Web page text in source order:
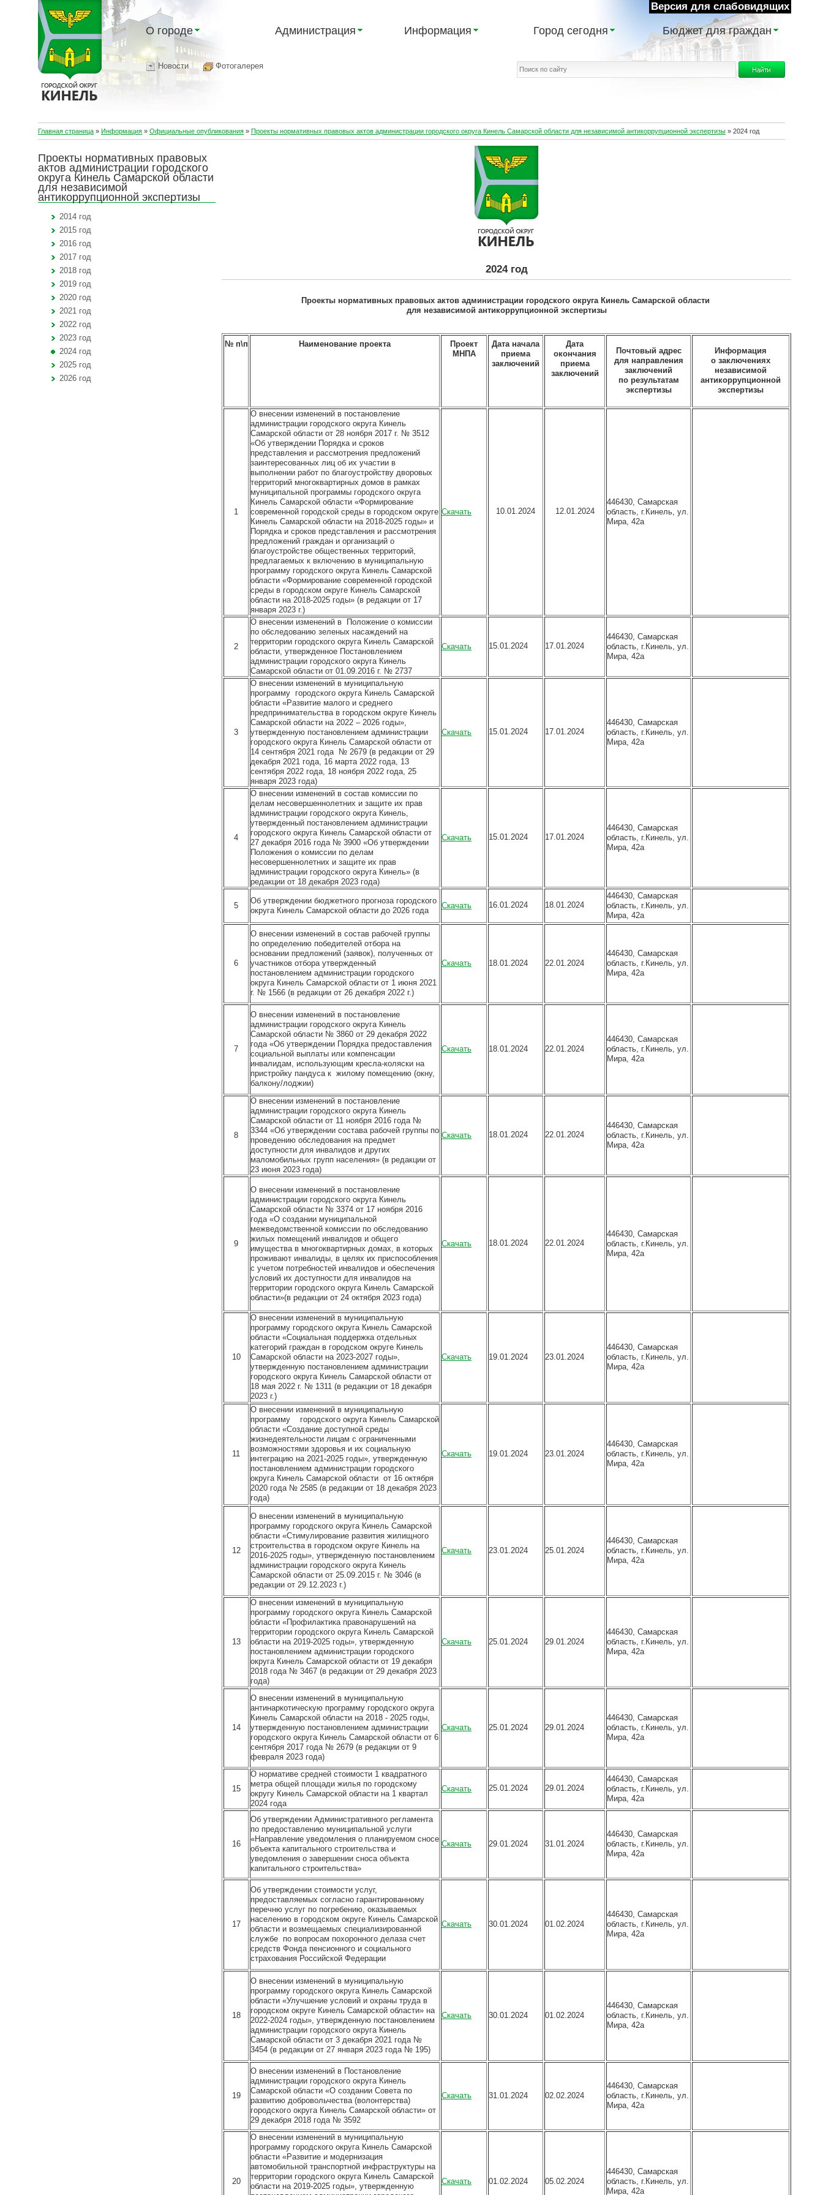
Версия для слабовидящих
О городе Администрация Информация Город сегодня Бюджет для граждан
Новости Фотогалерея
Главная страница » Информация » Официальные опубликования » Проекты нормативных правовых актов администрации городского округа Кинель Самарской области для независимой антикоррупционной экспертизы » 2024 год
Проекты нормативных правовых
актов администрации городского
округа Кинель Самарской области
для независимой
антикоррупционной экспертизы
2014 год
2015 год
2016 год
2017 год
2018 год
2019 год
2020 год
2021 год
2022 год
2023 год
2024 год
2025 год
2026 год
2024 год
Проекты нормативных правовых актов администрации городского округа Кинель Самарской области
для независимой антикоррупционной экспертизы
№ п\п Наименование проекта
Проект
МНПА
Дата начала
приема
заключений
Дата
окончания
приема
заключений
Почтовый адрес
для направления
заключений
по результатам
экспертизы
Информация
о заключениях
независимой
антикоррупционной
экспертизы
1
О внесении изменений в постановление
администрации городского округа Кинель
Самарской области от 28 ноября 2017 г. № 3512
«Об утверждении Порядка и сроков
представления и рассмотрения предложений
заинтересованных лиц об их участии в
выполнении работ по благоустройству дворовых
территорий многоквартирных домов в рамках
муниципальной программы городского округа
Кинель Самарской области «Формирование
современной городской среды в городском округе
Кинель Самарской области на 2018-2025 годы» и
Порядка и сроков представления и рассмотрения
предложений граждан и организаций о
благоустройстве общественных территорий,
предлагаемых к включению в муниципальную
программу городского округа Кинель Самарской
области «Формирование современной городской
среды в городском округе Кинель Самарской
области на 2018-2025 годы» (в редакции от 17
января 2023 г.)
Скачать 10.01.2024 12.01.2024
446430, Самарская
область, г.Кинель, ул.
Мира, 42а
2
О внесении изменений в Положение о комиссии
по обследованию зеленых насаждений на
территории городского округа Кинель Самарской
области, утвержденное Постановлением
администрации городского округа Кинель
Самарской области от 01.09.2016 г. № 2737
Скачать 15.01.2024 17.01.2024
446430, Самарская
область, г.Кинель, ул.
Мира, 42а
3
О внесении изменений в муниципальную
программу городского округа Кинель Самарской
области «Развитие малого и среднего
предпринимательства в городском округе Кинель
Самарской области на 2022 – 2026 годы»,
утвержденную постановлением администрации
городского округа Кинель Самарской области от
14 сентября 2021 года № 2679 (в редакции от 29
декабря 2021 года, 16 марта 2022 года, 13
сентября 2022 года, 18 ноября 2022 года, 25
января 2023 года)
Скачать 15.01.2024 17.01.2024
446430, Самарская
область, г.Кинель, ул.
Мира, 42а
4
О внесении изменений в состав комиссии по
делам несовершеннолетних и защите их прав
администрации городского округа Кинель,
утвержденный постановлением администрации
городского округа Кинель Самарской области от
27 декабря 2016 года № 3900 «Об утверждении
Положения о комиссии по делам
несовершеннолетних и защите их прав
администрации городского округа Кинель» (в
редакции от 18 декабря 2023 года)
Скачать 15.01.2024 17.01.2024
446430, Самарская
область, г.Кинель, ул.
Мира, 42а
5
Об утверждении бюджетного прогноза городского
округа Кинель Самарской области до 2026 года
Скачать 16.01.2024 18.01.2024
446430, Самарская
область, г.Кинель, ул.
Мира, 42а
6
О внесении изменений в состав рабочей группы
по определению победителей отбора на
основании предложений (заявок), полученных от
участников отбора утвержденный
постановлением администрации городского
округа Кинель Самарской области от 1 июня 2021
г. № 1566 (в редакции от 26 декабря 2022 г.)
Скачать 18.01.2024 22.01.2024
446430, Самарская
область, г.Кинель, ул.
Мира, 42а
7
О внесении изменений в постановление
администрации городского округа Кинель
Самарской области № 3860 от 29 декабря 2022
года «Об утверждении Порядка предоставления
социальной выплаты или компенсации
инвалидам, использующим кресла-коляски на
пристройку пандуса к жилому помещению (окну,
балкону/лоджии)
Скачать 18.01.2024 22.01.2024
446430, Самарская
область, г.Кинель, ул.
Мира, 42а
8
О внесении изменений в постановление
администрации городского округа Кинель
Самарской области от 11 ноября 2016 года №
3344 «Об утверждении состава рабочей группы по
проведению обследования на предмет
доступности для инвалидов и других
маломобильных групп населения» (в редакции от
23 июня 2023 года)
Скачать 18.01.2024 22.01.2024
446430, Самарская
область, г.Кинель, ул.
Мира, 42а
9
О внесении изменений в постановление
администрации городского округа Кинель
Самарской области № 3374 от 17 ноября 2016
года «О создании муниципальной
межведомственной комиссии по обследованию
жилых помещений инвалидов и общего
имущества в многоквартирных домах, в которых
проживают инвалиды, в целях их приспособления
с учетом потребностей инвалидов и обеспечения
условий их доступности для инвалидов на
территории городского округа Кинель Самарской
области»(в редакции от 24 октября 2023 года)
Скачать 18.01.2024 22.01.2024
446430, Самарская
область, г.Кинель, ул.
Мира, 42а
10
О внесении изменений в муниципальную
программу городского округа Кинель Самарской
области «Социальная поддержка отдельных
категорий граждан в городском округе Кинель
Самарской области на 2023-2027 годы»,
утвержденную постановлением администрации
городского округа Кинель Самарской области от
18 мая 2022 г. № 1311 (в редакции от 18 декабря
2023 г.)
Скачать 19.01.2024 23.01.2024
446430, Самарская
область, г.Кинель, ул.
Мира, 42а
11
О внесении изменений в муниципальную
программу городского округа Кинель Самарской
области «Создание доступной среды
жизнедеятельности лицам с ограниченными
возможностями здоровья и их социальную
интеграцию на 2021-2025 годы», утвержденную
постановлением администрации городского
округа Кинель Самарской области от 16 октября
2020 года № 2585 (в редакции от 18 декабря 2023
года)
Скачать 19.01.2024 23.01.2024
446430, Самарская
область, г.Кинель, ул.
Мира, 42а
12
О внесении изменений в муниципальную
программу городского округа Кинель Самарской
области «Стимулирование развития жилищного
строительства в городском округе Кинель на
2016-2025 годы», утвержденную постановлением
администрации городского округа Кинель
Самарской области от 25.09.2015 г. № 3046 (в
редакции от 29.12.2023 г.)
Скачать 23.01.2024 25.01.2024
446430, Самарская
область, г.Кинель, ул.
Мира, 42а
13
О внесении изменений в муниципальную
программу городского округа Кинель Самарской
области «Профилактика правонарушений на
территории городского округа Кинель Самарской
области на 2019-2025 годы», утвержденную
постановлением администрации городского
округа Кинель Самарской области от 19 декабря
2018 года № 3467 (в редакции от 29 декабря 2023
года)
Скачать 25.01.2024 29.01.2024
446430, Самарская
область, г.Кинель, ул.
Мира, 42а
14
О внесении изменений в муниципальную
антинаркотическую программу городского округа
Кинель Самарской области на 2018 - 2025 годы,
утвержденную постановлением администрации
городского округа Кинель Самарской области от 6
сентября 2017 года № 2679 (в редакции от 9
февраля 2023 года)
Скачать 25.01.2024 29.01.2024
446430, Самарская
область, г.Кинель, ул.
Мира, 42а
15
О нормативе средней стоимости 1 квадратного
метра общей площади жилья по городскому
округу Кинель Самарской области на 1 квартал
2024 года
Скачать 25.01.2024 29.01.2024
446430, Самарская
область, г.Кинель, ул.
Мира, 42а
16
Об утверждении Административного регламента
по предоставлению муниципальной услуги
«Направление уведомления о планируемом сносе
объекта капитального строительства и
уведомления о завершении сноса объекта
капитального строительства»
Скачать 29.01.2024 31.01.2024
446430, Самарская
область, г.Кинель, ул.
Мира, 42а
17
Об утверждении стоимости услуг,
предоставляемых согласно гарантированному
перечню услуг по погребению, оказываемых
населению в городском округе Кинель Самарской
области и возмещаемых специализированной
службе по вопросам похоронного делаза счет
средств Фонда пенсионного и социального
страхования Российской Федерации
Скачать 30.01.2024 01.02.2024
446430, Самарская
область, г.Кинель, ул.
Мира, 42а
18
О внесении изменений в муниципальную
программу городского округа Кинель Самарской
области «Улучшение условий и охраны труда в
городском округе Кинель Самарской области» на
2022-2024 годы», утвержденную постановлением
администрации городского округа Кинель
Самарской области от 3 декабря 2021 года №
3454 (в редакции от 27 января 2023 года № 195)
Скачать 30.01.2024 01.02.2024
446430, Самарская
область, г.Кинель, ул.
Мира, 42а
19
О внесении изменений в Постановление
администрации городского округа Кинель
Самарской области «О создании Совета по
развитию добровольчества (волонтерства)
городского округа Кинель Самарской области» от
29 декабря 2018 года № 3592
Скачать 31.01.2024 02.02.2024
446430, Самарская
область, г.Кинель, ул.
Мира, 42а
20
О внесении изменений в муниципальную
программу городского округа Кинель Самарской
области «Развитие и модернизация
автомобильной транспортной инфраструктуры на
территории городского округа Кинель Самарской
области на 2019-2025 годы», утвержденную
Скачать 01.02.2024 05.02.2024
446430, Самарская
область, г.Кинель, ул.
Мира, 42а